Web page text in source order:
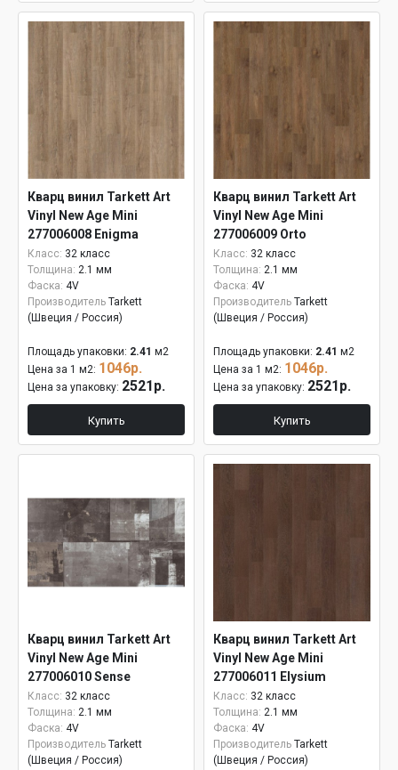
Кварц винил Tarkett Art
Vinyl New Age Mini
277006008 Enigma
Класс: 32 класс
Толщина: 2.1 мм
Фаска: 4V
Производитель Tarkett
(Швеция / Россия)
Площадь упаковки: 2.41 м2
Цена за 1 м2: 1046р.
Цена за упаковку: 2521р.
Купить
Кварц винил Tarkett Art
Vinyl New Age Mini
277006009 Orto
Класс: 32 класс
Толщина: 2.1 мм
Фаска: 4V
Производитель Tarkett
(Швеция / Россия)
Площадь упаковки: 2.41 м2
Цена за 1 м2: 1046р.
Цена за упаковку: 2521р.
Купить
Кварц винил Tarkett Art
Vinyl New Age Mini
277006010 Sense
Класс: 32 класс
Толщина: 2.1 мм
Фаска: 4V
Производитель Tarkett
(Швеция / Россия)
Кварц винил Tarkett Art
Vinyl New Age Mini
277006011 Elysium
Класс: 32 класс
Толщина: 2.1 мм
Фаска: 4V
Производитель Tarkett
(Швеция / Россия)